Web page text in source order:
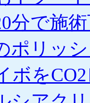
分で施
ポリッ
ボを